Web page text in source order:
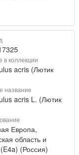
в коллекции
acris (Лютик
название
acris L. (Лютик
Европа,
область и
(Россия)